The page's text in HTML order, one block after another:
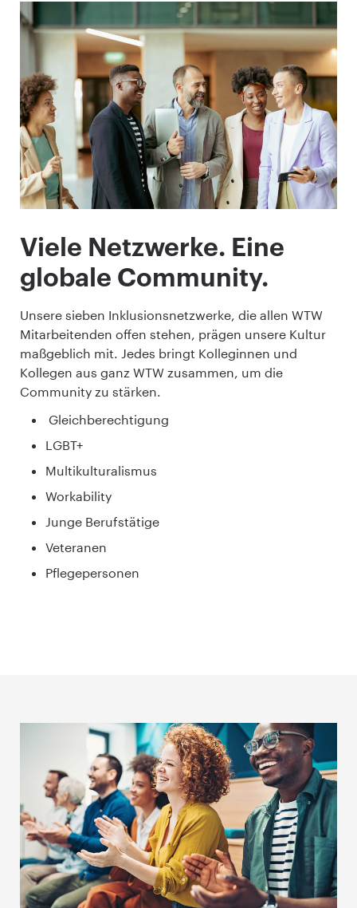
Viele Netzwerke. Eine
globale Community.
Unsere sieben Inklusionsnetzwerke, die allen WTW
Mitarbeitenden offen stehen, prägen unsere Kultur
maßgeblich mit. Jedes bringt Kolleginnen und
Kollegen aus ganz WTW zusammen, um die
Community zu stärken.
Gleichberechtigung
LGBT+
Multikulturalismus
Workability
Junge Berufstätige
Veteranen
Pflegepersonen